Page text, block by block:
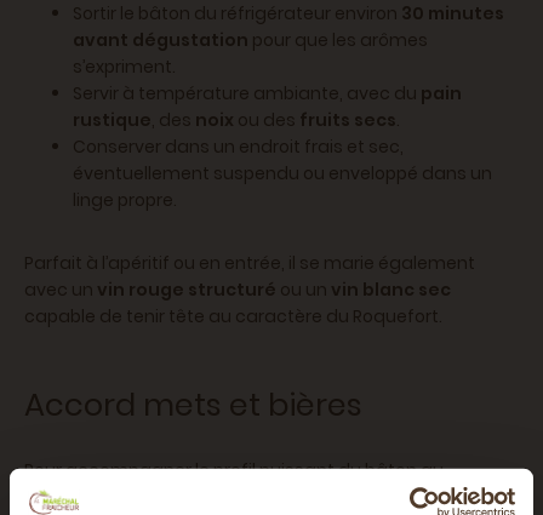
Sortir le bâton du réfrigérateur environ 30 minutes
avant dégustation pour que les arômes
s’expriment.
Servir à température ambiante, avec du pain
rustique, des noix ou des fruits secs.
Conserver dans un endroit frais et sec,
éventuellement suspendu ou enveloppé dans un
linge propre.
Parfait à l’apéritif ou en entrée, il se marie également
avec un vin rouge structuré ou un vin blanc sec
capable de tenir tête au caractère du Roquefort.
Accord mets et bières
Pour accompagner le profil puissant du bâton au
Roquefort, choisissez des bières audacieuses :